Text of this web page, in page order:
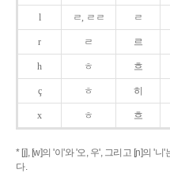
l ㄹ, ㄹㄹ ㄹ
r ㄹ 르
h ㅎ 흐
ç ㅎ 히
x ㅎ 흐
* [j], [w]의 '이'와 '오, 우', 그리고 [ɲ]의 '
다.